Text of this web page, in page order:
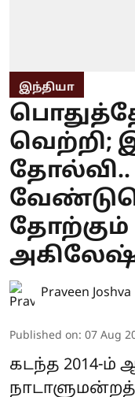
இந்தியா
வெற்றி;
தோல்வி..
தோற்கும்
அகிலேஷ்
Praveen Joshva
Published on: 07 Aug
கடந்த 2014-